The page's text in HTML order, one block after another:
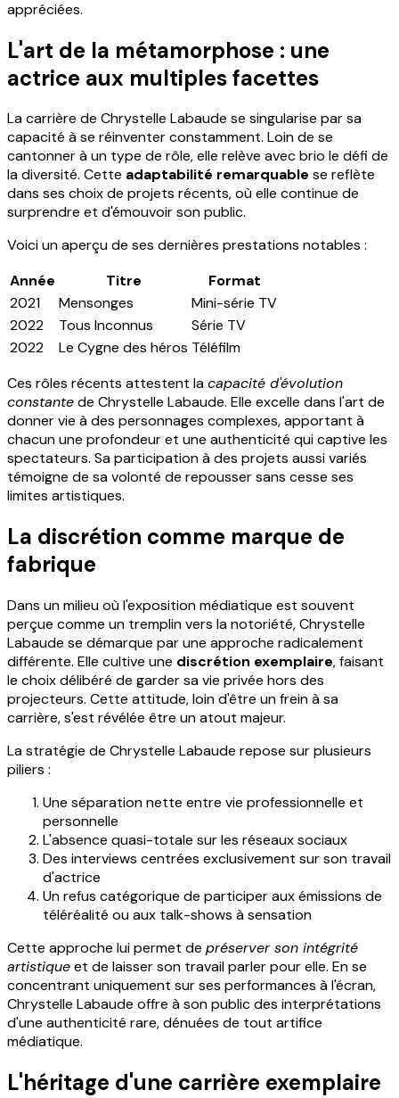
appréciées.
L'art de la métamorphose : une
actrice aux multiples facettes
La carrière de Chrystelle Labaude se singularise par sa
capacité à se réinventer constamment. Loin de se
cantonner à un type de rôle, elle relève avec brio le défi de
la diversité. Cette adaptabilité remarquable se reflète
dans ses choix de projets récents, où elle continue de
surprendre et d'émouvoir son public.
Voici un aperçu de ses dernières prestations notables :
Année
Titre
Format
2021
Mensonges
Mini-série TV
2022
Tous Inconnus
Série TV
2022
Le Cygne des héros Téléfilm
Ces rôles récents attestent lacapacité d'évolution
constantede Chrystelle Labaude. Elle excelle dans l'art de
donner vie à des personnages complexes, apportant à
chacun une profondeur et une authenticité qui captive les
spectateurs. Sa participation à des projets aussi variés
témoigne de sa volonté de repousser sans cesse ses
limites artistiques.
La discrétion comme marque de
fabrique
Dans un milieu où l'exposition médiatique est souvent
perçue comme un tremplin vers la notoriété, Chrystelle
Labaude se démarque par une approche radicalement
différente. Elle cultive une discrétion exemplaire, faisant
le choix délibéré de garder sa vie privée hors des
projecteurs. Cette attitude, loin d'être un frein à sa
carrière, s'est révélée être un atout majeur.
La stratégie de Chrystelle Labaude repose sur plusieurs
piliers :
Une séparation nette entre vie professionnelle et
personnelle
L'absence quasi-totale sur les réseaux sociaux
Des interviews centrées exclusivement sur son travail
d'actrice
Un refus catégorique de participer aux émissions de
téléréalité ou aux talk-shows à sensation
Cette approche lui permet de préserver son intégrité
artistiqueet de laisser son travail parler pour elle. En se
concentrant uniquement sur ses performances à l'écran,
Chrystelle Labaude offre à son public des interprétations
d'une authenticité rare, dénuées de tout artifice
médiatique.
L'héritage d'une carrière exemplaire